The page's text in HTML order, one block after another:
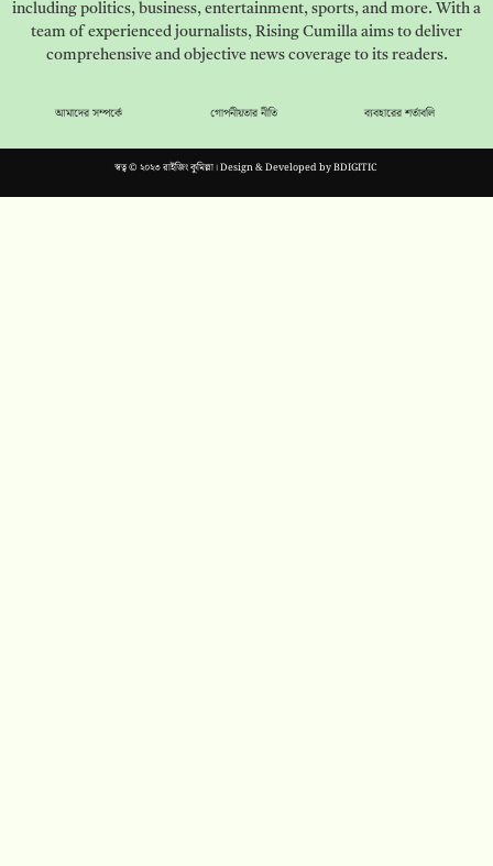
including politics, business, entertainment, sports, and more. With a
team of experienced journalists, Rising Cumilla aims to deliver
comprehensive and objective news coverage to its readers.
আমাদের সম্পর্কে গোপনীয়তার নীতি ব্যবহারের শর্তাবলি
স্বত্ব © ২০২৩ রাইজিং কুমিল্লা। Design & Developed byBDIGITIC